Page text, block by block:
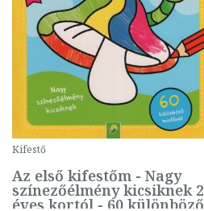
Kifestő
Az első kifestőm - Nagy
színezőélmény kicsiknek 2
éves kortól - 60 különböző